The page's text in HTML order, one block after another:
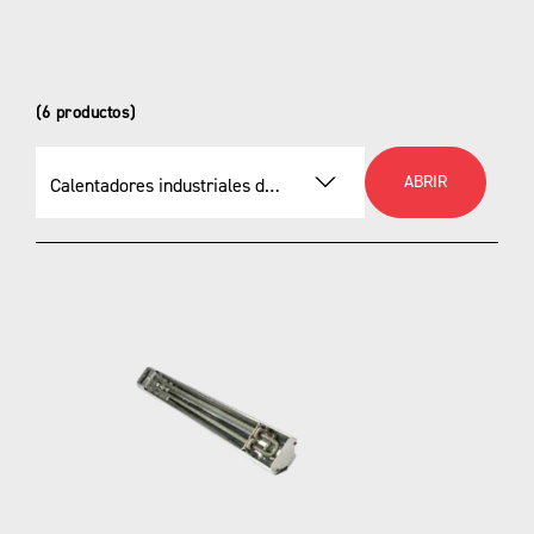
(6 productos)
Seleccionar un producto Calentadores industriales de unidad
Calentador de unidad resistente a la
corrosión y lavado HD3D
ABRIR